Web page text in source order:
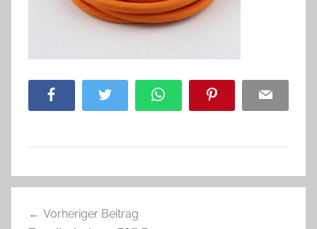
Facebook Twitter WhatsApp Pinterest Email
Vorheriger Beitrag